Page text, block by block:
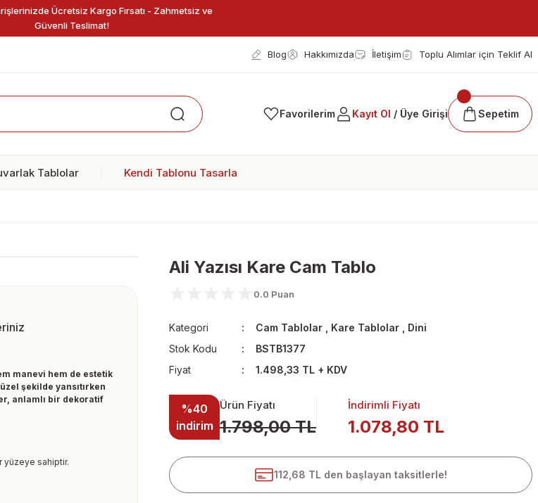
Ücretsiz Kargo Fırsatı - Zahmetsiz ve
Güvenli Teslimat!
Blog Hakkımızda İletişim Toplu Alımlar için Teklif Al
Favorilerim Kayıt Ol / Üye Girişi Sepetim
Tablolar Kendi Tablonu Tasarla
manevi hem de estetik
şekilde yansıtırken
anlamlı bir dekoratif
yüzeye sahiptir.
Ali Yazısı Kare Cam Tablo
0.0 Puan
Kategori Cam Tablolar Kare Tablolar
Dini
Stok Kodu
BSTB1377
Fiyat
1.498,33 TL + KDV
%40
indirim
Ürün Fiyatı
1.798,00 TL
İndirimli Fiyatı
1.078,80 TL
112,68 TL den başlayan taksitlerle!